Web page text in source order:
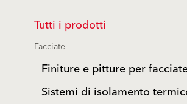
Tutti i prodotti
Facciate
Finiture e pitture per
Sistemi di isolamento